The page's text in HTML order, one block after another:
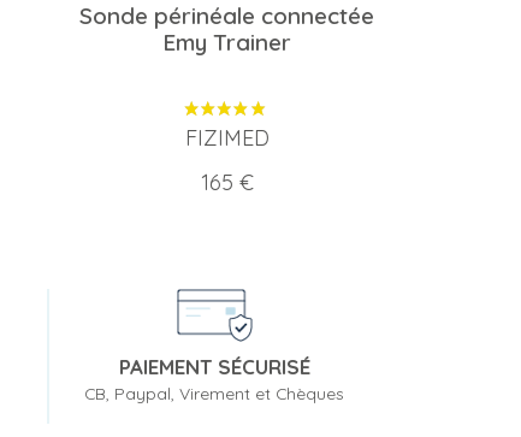
Sonde périnéale connectée
Emy Trainer
FIZIMED
Prix
165 €
PAIEMENT SÉCURISÉ
CB, Paypal, Virement et Chèques